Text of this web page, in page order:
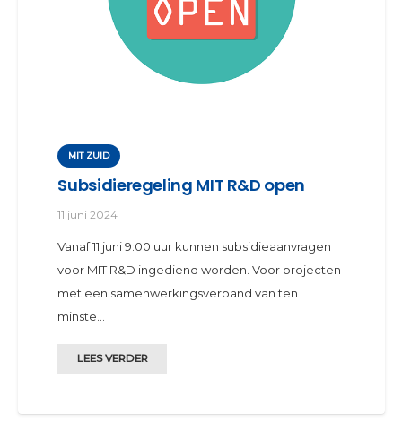
MIT ZUID
Subsidieregeling MIT R&D open
11 juni 2024
Vanaf 11 juni 9:00 uur kunnen subsidieaanvragen
voor MIT R&D ingediend worden. Voor projecten
met een samenwerkingsverband van ten
minste…
LEES VERDER